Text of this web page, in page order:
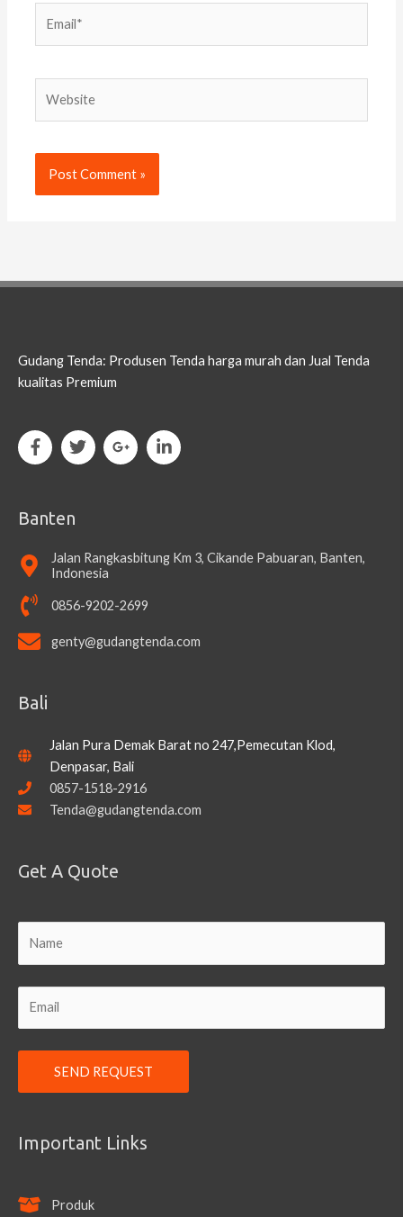
Gudang Tenda: Produsen Tenda harga murah dan Jual Tenda
kualitas Premium
Banten
Jalan Rangkasbitung Km 3, Cikande Pabuaran, Banten,
Indonesia
0856-9202-2699
genty@gudangtenda.com
Bali
Jalan Pura Demak Barat no 247,Pemecutan Klod,
Denpasar, Bali
0857-1518-2916
Tenda@gudangtenda.com
Get A Quote
Important Links
Produk